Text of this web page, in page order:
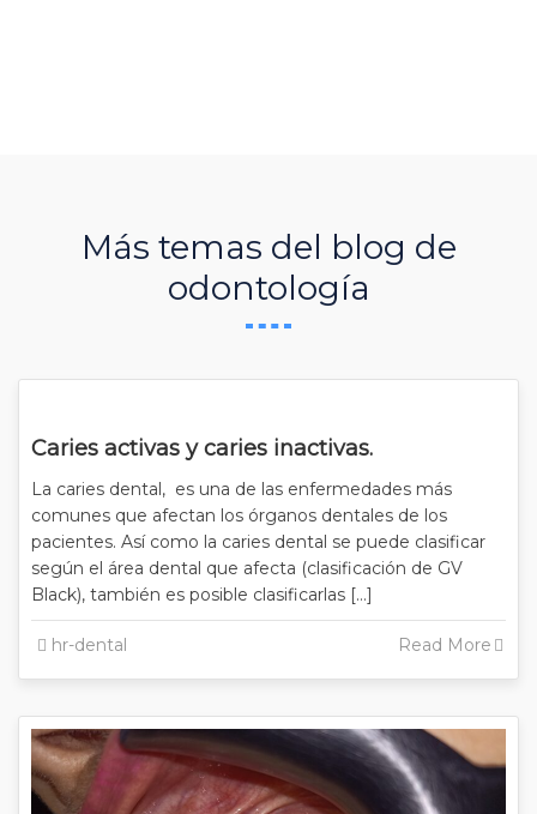
Más temas del blog de
odontología
Caries activas y caries inactivas.
La caries dental, es una de las enfermedades más
comunes que afectan los órganos dentales de los
pacientes. Así como la caries dental se puede clasificar
según el área dental que afecta (clasificación de GV
Black), también es posible clasificarlas […]
hr-dental Read More